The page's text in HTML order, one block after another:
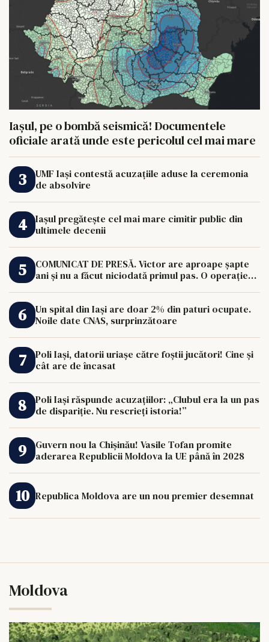
Iașul, pe o bombă seismică! Documentele
oficiale arată unde este pericolul cel mai mare
UMF Iași contestă acuzațiile aduse la ceremonia
de absolvire
Iașul pregătește cel mai mare cimitir public din
ultimele decenii
COMUNICAT DE PRESĂ. Victor are aproape șapte
ani și nu a făcut niciodată primul pas. O operație
Un spital din Iași are doar 2% din paturi ocupate.
Noile date CNAS, surprinzătoare
Poli Iași, datorii uriașe către foștii jucători! Cine și
cât are de încasat
Poli Iași răspunde acuzațiilor: „Clubul era la un pas
de dispariție. Nu rescrieți istoria!”
Guvern nou la Chișinău! Vasile Tofan promite
aderarea Republicii Moldova la UE până în 2028
Republica Moldova are un nou premier desemnat
Moldova